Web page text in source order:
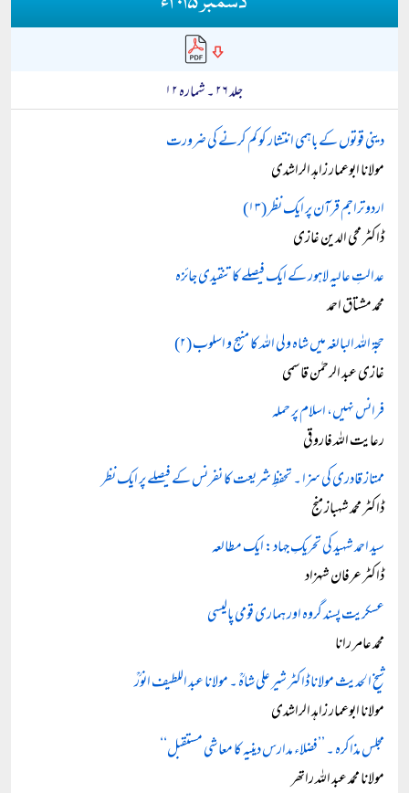
جلد ۲۶ ۔ شمارہ ۱۲
دینی قوتوں کے باہمی انتشار کو کم کرنے کی ضرورت
مولانا ابوعمار زاہد الراشدی
اردو تراجم قرآن پر ایک نظر (۱۳)
ڈاکٹر محی الدین غازی
عدالتِ عالیہ لاہور کے ایک فیصلے کا تنقیدی جائزہ
محمد مشتاق احمد
حجۃ اللہ البالغہ میں شاہ ولی اللہ کا منہج و اسلوب (۲)
غازی عبد الرحمٰن قاسمی
فرانس نہیں، اسلام پر حملہ
رعایت اللہ فاروقی
ممتاز قادری کی سزا ۔ تحفظِ شریعت کا نفرنس کے فیصلے پر ایک نظر
ڈاکٹر محمد شہباز منج
سید احمد شہید کی تحریکِ جہاد: ایک مطالعہ
ڈاکٹر عرفان شہزاد
عسکریت پسند گروہ اور ہماری قومی پالیسی
محمد عامر رانا
شیخ الحدیث مولانا ڈاکٹر شیر علی شاہؒ ۔ مولانا عبد اللطیف انورؒ
مولانا ابوعمار زاہد الراشدی
مجلس مذاکرہ ۔ ’’فضلاء مدارس دینیہ کا معاشی مستقبل‘‘
مولانا محمد عبد اللہ راتھر